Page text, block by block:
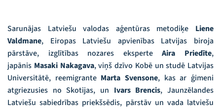
Sarunājas Latviešu valodas aģentūras metodiķe Liene
Valdmane, Eiropas Latviešu apvienības Latvijas biroja
pārstāve, izglītības nozares eksperteAira Priedīte,
japānis Masaki Nakagava, viņš dzīvo Kobē un studē Latvijas
Universitātē, reemigrante Marta Svensone, kas ar ģimeni
atgriezusies no Skotijas, un Ivars Brencis, Jaunzēlandes
Latviešu sabiedrības priekšsēdis, pārstāv un vada latviešu